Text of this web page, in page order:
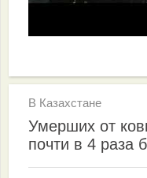
В Казахстане
Умерших от
почти в 4 раза